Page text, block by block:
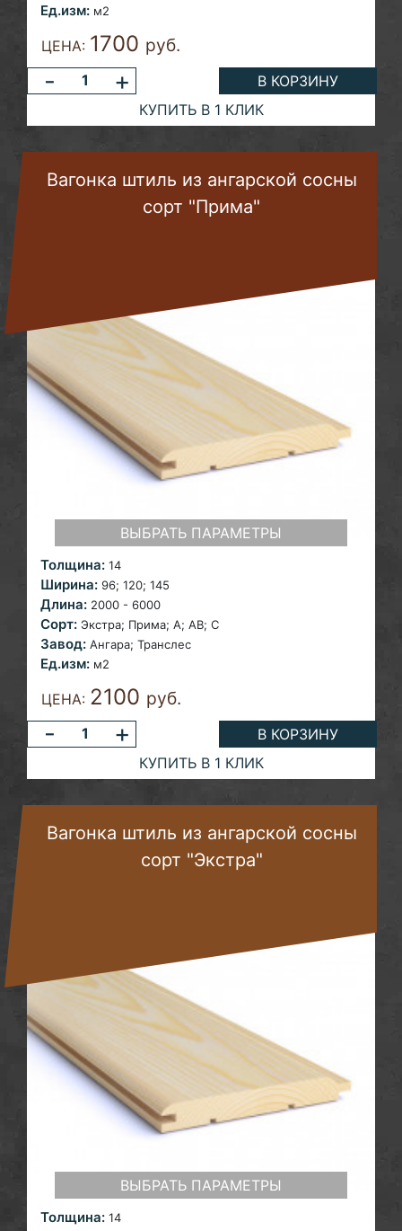
Ед.изм: м2
ЦЕНА: 1700 руб.
- +
В КОРЗИНУ
КУПИТЬ В 1 КЛИК
Вагонка штиль из ангарской сосны
сорт "Прима"
ВЫБРАТЬ ПАРАМЕТРЫ
Толщина: 14
Ширина: 96; 120; 145
Длина: 2000 - 6000
Сорт: Экстра; Прима; A; AB; С
Завод: Ангара; Транслес
Ед.изм: м2
ЦЕНА: 2100 руб.
- +
В КОРЗИНУ
КУПИТЬ В 1 КЛИК
Вагонка штиль из ангарской сосны
сорт "Экстра"
ВЫБРАТЬ ПАРАМЕТРЫ
Толщина: 14